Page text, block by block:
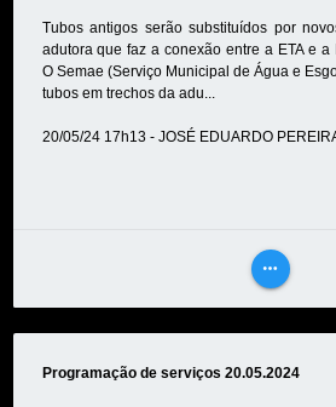
Tubos antigos serão substituídos por
adutora que faz a conexão entre a ETA e a
O Semae (Serviço Municipal de Água e
tubos em trechos da adu...
20/05/24 17h13 - JOSÉ EDUARDO
more_horiz
VEJA
Programação de serviços 20.05.2024